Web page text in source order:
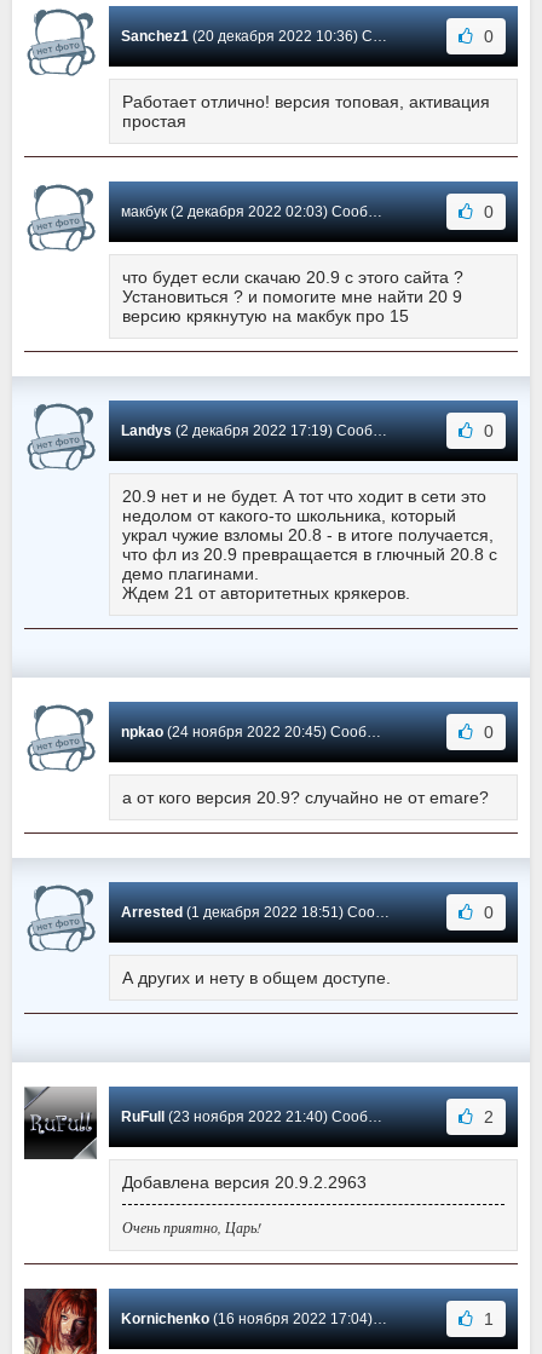
Sanchez1(20 декабря 2022 10:36) Сообщение #345 0
Работает отлично! версия топовая, активация
простая
макбук (2 декабря 2022 02:03) Сообщение #344 0
что будет если скачаю 20.9 с этого сайта ?
Установиться ? и помогите мне найти 20 9
версию крякнутую на макбук про 15
Landys(2 декабря 2022 17:19) Сообщение #343 0
20.9 нет и не будет. А тот что ходит в сети это
недолом от какого-то школьника, который
украл чужие взломы 20.8 - в итоге получается,
что фл из 20.9 превращается в глючный 20.8 с
демо плагинами.
Ждем 21 от авторитетных крякеров.
npkao(24 ноября 2022 20:45) Сообщение #342 0
а от кого версия 20.9? случайно не от emare?
Arrested(1 декабря 2022 18:51) Сообщение #341 0
А других и нету в общем доступе.
RuFull (23 ноября 2022 21:40) Сообщение #340 2
Добавлена версия 20.9.2.2963
Очень приятно, Царь!
Kornichenko(16 ноября 2022 17:04) Сообщение #339 1